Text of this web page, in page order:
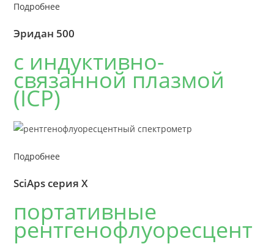
Подробнее
Эридан 500
с индуктивно-
связанной плазмой
(ICP)
Подробнее
SciAps серия X
портативные
рентгенофлуоресцент